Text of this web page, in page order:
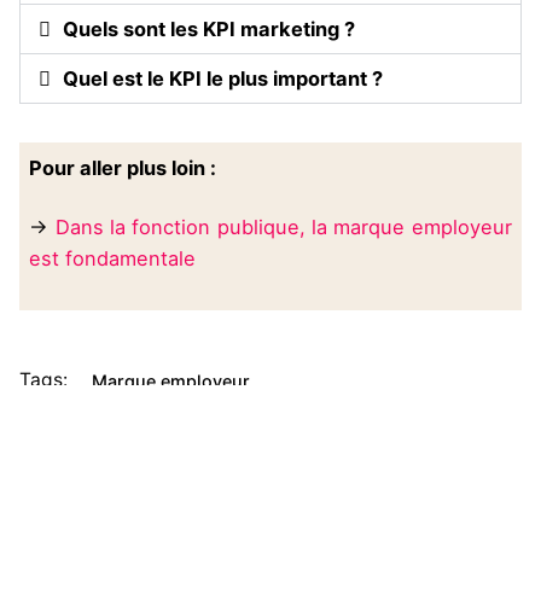
Quels sont les KPI marketing ?
Quel est le KPI le plus important ?
Pour aller plus loin :
→ Dans la fonction publique, la marque employeur
est fondamentale
Tags: Marque employeur